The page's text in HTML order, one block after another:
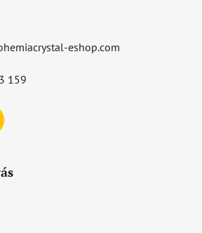
eshop.com
159